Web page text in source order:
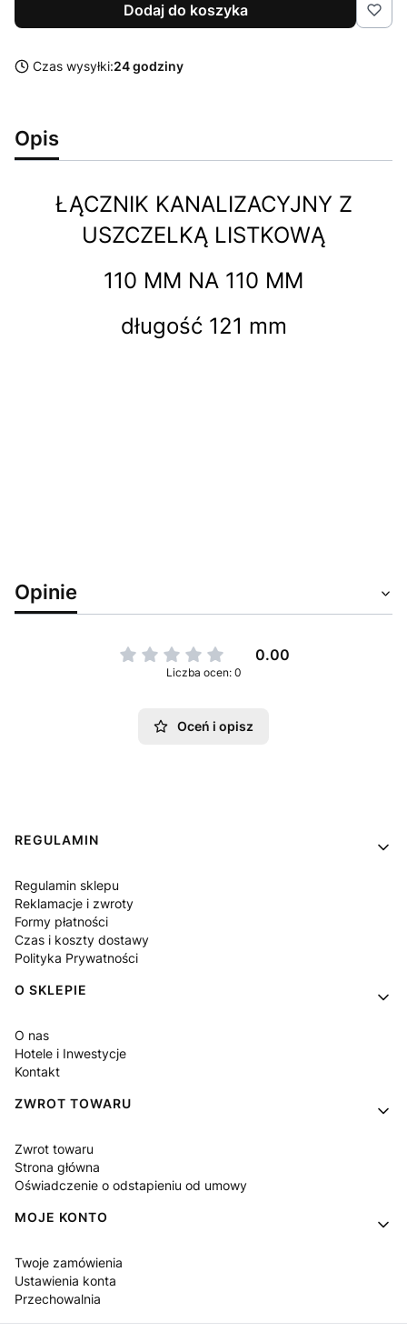
Dodaj do koszyka
Czas wysyłki:24 godziny
Opis
ŁĄCZNIK KANALIZACYJNY Z
USZCZELKĄ LISTKOWĄ
110 MM NA 110 MM
długość 121 mm
Opinie
0.00
Liczba ocen: 0
Oceń i opisz
Linki w stopce
REGULAMIN
Regulamin sklepu
Reklamacje i zwroty
Formy płatności
Czas i koszty dostawy
Polityka Prywatności
O SKLEPIE
O nas
Hotele i Inwestycje
Kontakt
ZWROT TOWARU
Zwrot towaru
Strona główna
Oświadczenie o odstapieniu od umowy
MOJE KONTO
Twoje zamówienia
Ustawienia konta
Przechowalnia